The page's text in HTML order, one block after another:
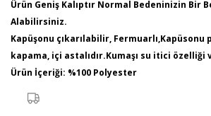
Ürün Geniş Kalıptır Normal Bedeninizin Bir
Alabilirsiniz.
Kapüşonu çıkarılabilir, Fermuarlı,Kapüsonu
kapama, içi astalıdır.Kumaşı su itici özelliği
Ürün İçeriği: %100 Polyester
Model Bilgileri: Boy:1,78 - Göğüs:103 - Bel:89 -